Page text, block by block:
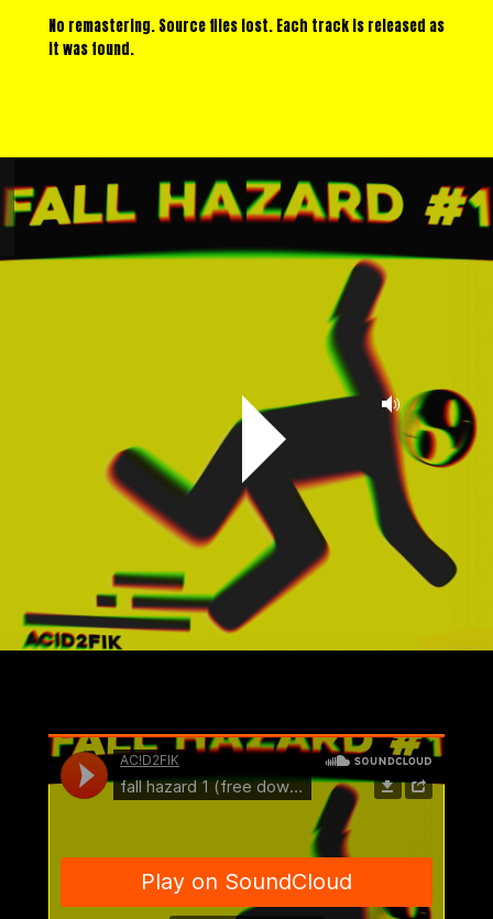
No remastering. Source files lost. Each track is released as
it was found.